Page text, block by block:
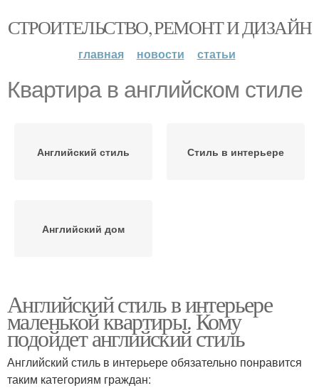
СТРОИТЕЛЬСТВО, РЕМОНТ И ДИЗАЙН
главная новости статьи
Квартира в английском стиле
Английский стиль Стиль в интерьере
Английский дом
Английский стиль в интерьере
маленькой квартиры. Кому
подойдет английский стиль
Английский стиль в интерьере обязательно понравится
таким категориям граждан: